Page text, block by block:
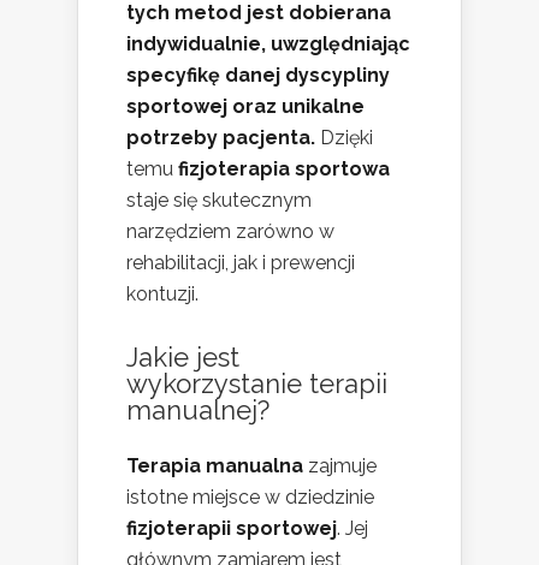
tych metod jest dobierana
indywidualnie, uwzględniając
specyfikę danej dyscypliny
sportowej oraz unikalne
potrzeby pacjenta. Dzięki
temu fizjoterapia sportowa
staje się skutecznym
narzędziem zarówno w
rehabilitacji, jak i prewencji
kontuzji.
Jakie jest
wykorzystanie terapii
manualnej?
Terapia manualna zajmuje
istotne miejsce w dziedzinie
fizjoterapii sportowej. Jej
głównym zamiarem jest